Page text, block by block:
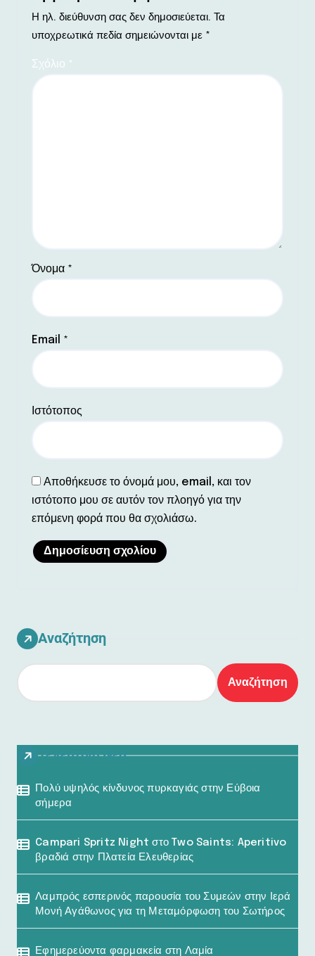
Η ηλ. διεύθυνση σας δεν δημοσιεύεται. Τα
υποχρεωτικά πεδία σημειώνονται με *
Σχόλιο *
Όνομα *
Email *
Ιστότοπος
Αποθήκευσε το όνομά μου, email, και τον
ιστότοπο μου σε αυτόν τον πλοηγό για την
επόμενη φορά που θα σχολιάσω.
Αναζήτηση
Αναζήτηση
Τελευταία Νέα
Πολύ υψηλός κίνδυνος πυρκαγιάς στην Εύβοια
σήμερα
Campari Spritz Night στο Two Saints: Aperitivo
βραδιά στην Πλατεία Ελευθερίας
Λαμπρός εσπερινός παρουσία του Συμεών στην Ιερά
Μονή Αγάθωνος για τη Μεταμόρφωση του Σωτήρος
Εφημερεύοντα φαρμακεία στη Λαμία